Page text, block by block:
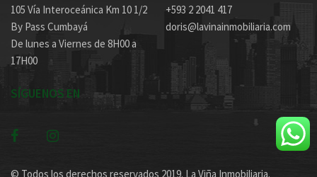
105 Vía Interoceánica Km 10 1/2
By Pass Cumbayá
De lunes a Viernes de 8H00 a
17H00
+593 2 2041 417
doris@lavinainmobiliaria.com
SÍGUENOS EN
© Todos los derechos reservados 2019. La Viña Inmobiliaria.